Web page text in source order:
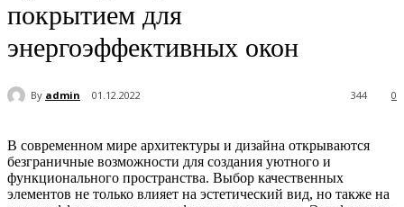
покрытием для
энергоэффективных окон
By admin 01.12.2022 0
344
В современном мире архитектуры и дизайна открываются
безграничные возможности для создания уютного и
функционального пространства. Выбор качественных
элементов не только влияет на эстетический вид, но также на